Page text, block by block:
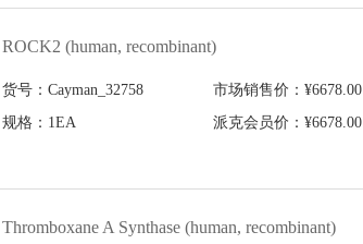
ROCK2 (human, recombinant)
货号：Cayman_32758
市场销售价：¥6678.00
规格：1EA
派克会员价：¥6678.00
Thromboxane A Synthase (human, recombinant)